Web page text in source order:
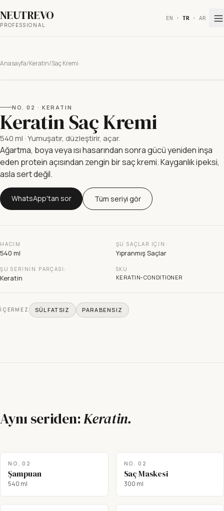
NEUTREVO
PROFESSIONAL
EN · TR · AR
Anasayfa/Keratin/Saç Kremi
NO. 02 · KERATIN
Keratin Saç Kremi
540 ml ·Yumuşatır, düzleştirir, açar.
Ağartma, boya veya ısı hasarından sonra gücü yeniden inşa
eden protein açısından zengin bir saç kremi. Kayganlık ipeksi,
asla sert değil.
WhatsApp'tan sor Tüm seriyi gör
HACIM
540 ml
ŞU SAÇLAR IÇIN:
Yıpranmış Saçlar
ŞU SERININ PARÇASI:
Keratin
SKU
KERATIN-CONDITIONER
İÇERMEZ SÜLFATSIZ PARABENSIZ
Aynı seriden:Keratin.
NO. 02
Şampuan
540 ml
NO. 02
Saç Maskesi
300 ml